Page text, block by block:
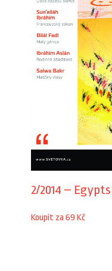
2/2014 –
Koupit za 69 Kč